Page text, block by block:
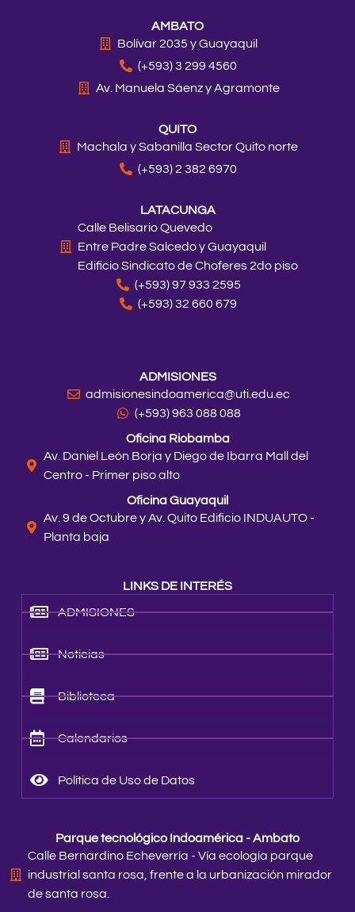
o
k
k
d
i
t
r
LINKS DE INTERÉS
ADMISIONES
Noticias
Biblioteca
Calendarios
Política de Uso de Datos
Parque tecnológico Indoamérica - Ambato
Calle Bernardino Echeverría - Vía ecología parque
industrial santa rosa, frente a la urbanización mirador
de santa rosa.
AMBATO
Bolívar 2035 y Guayaquil
(+593) 3 299 4560
Av. Manuela Sáenz y Agramonte
QUITO
Machala y Sabanilla Sector Quito norte
(+593) 2 382 6970
LATACUNGA
Calle Belisario Quevedo
Entre Padre Salcedo y Guayaquil
Edificio Sindicato de Choferes 2do piso
(+593) 97 933 2595
(+593) 32 660 679
ADMISIONES
admisionesindoamerica@uti.edu.ec
(+593) 963 088 088
Oficina Riobamba
Av. Daniel León Borja y Diego de Ibarra Mall del
Centro - Primer piso alto
Oficina Guayaquil
Av. 9 de Octubre y Av. Quito Edificio INDUAUTO -
Planta baja